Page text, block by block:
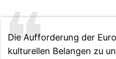
Die Aufforderung der
kulturellen Belangen zu